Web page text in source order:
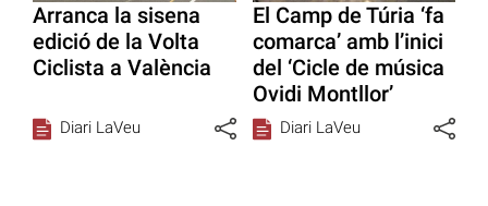
Arranca la sisena
edició de la Volta
Ciclista a València
Diari LaVeu
El Camp de Túria ‘fa
comarca’ amb l’inici
del ‘Cicle de música
Ovidi Montllor’
Diari LaVeu